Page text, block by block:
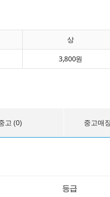
상
3,800원
고 (0) 중고매
등급